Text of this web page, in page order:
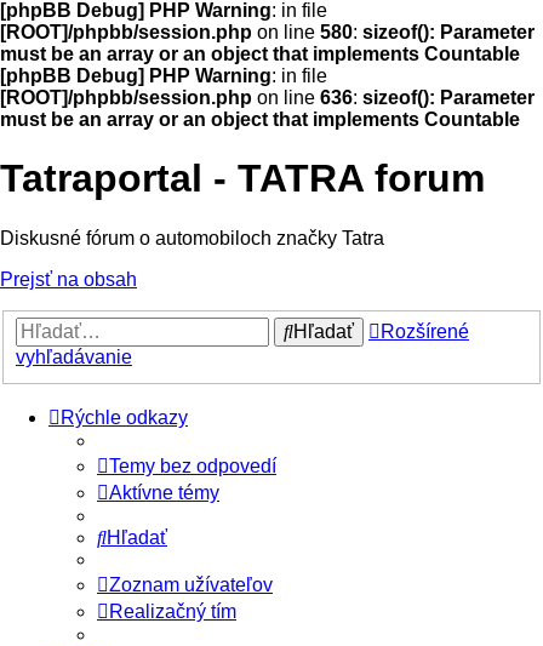
[phpBB Debug] PHP Warning: in file
[ROOT]/phpbb/session.php on line 580: sizeof(): Parameter
must be an array or an object that implements Countable
[phpBB Debug] PHP Warning: in file
[ROOT]/phpbb/session.php on line 636: sizeof(): Parameter
must be an array or an object that implements Countable
Tatraportal - TATRA forum
Diskusné fórum o automobiloch značky Tatra
Prejsť na obsah
Hľadať
Rozšírené
vyhľadávanie
Rýchle odkazy
Temy bez odpovedí
Aktívne témy
Hľadať
Zoznam užívateľov
Realizačný tím